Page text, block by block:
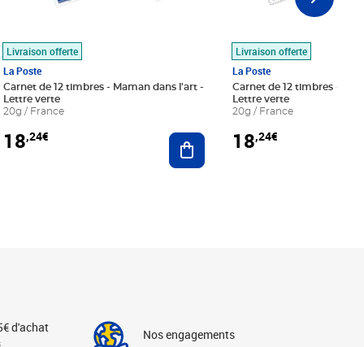
au panier
Livraison offerte
La Poste
Carnet de 12 timbres - Maman dans l'art -
Lettre verte
20g / France
18,24€ Ajouter au panier
Livraison offerte
La Poste
Carnet de 12 timbres - Le
Lettre verte
20g / France
18,24€
d'achat Nos engagements